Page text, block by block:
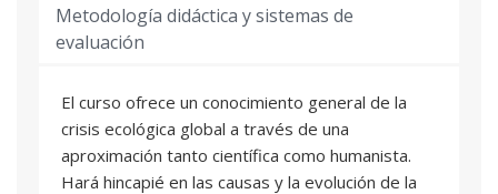
Metodología didáctica y sistemas de
evaluación
El curso ofrece un conocimiento general de la
crisis ecológica global a través de una
aproximación tanto científica como humanista.
Hará hincapié en las causas y la evolución de la